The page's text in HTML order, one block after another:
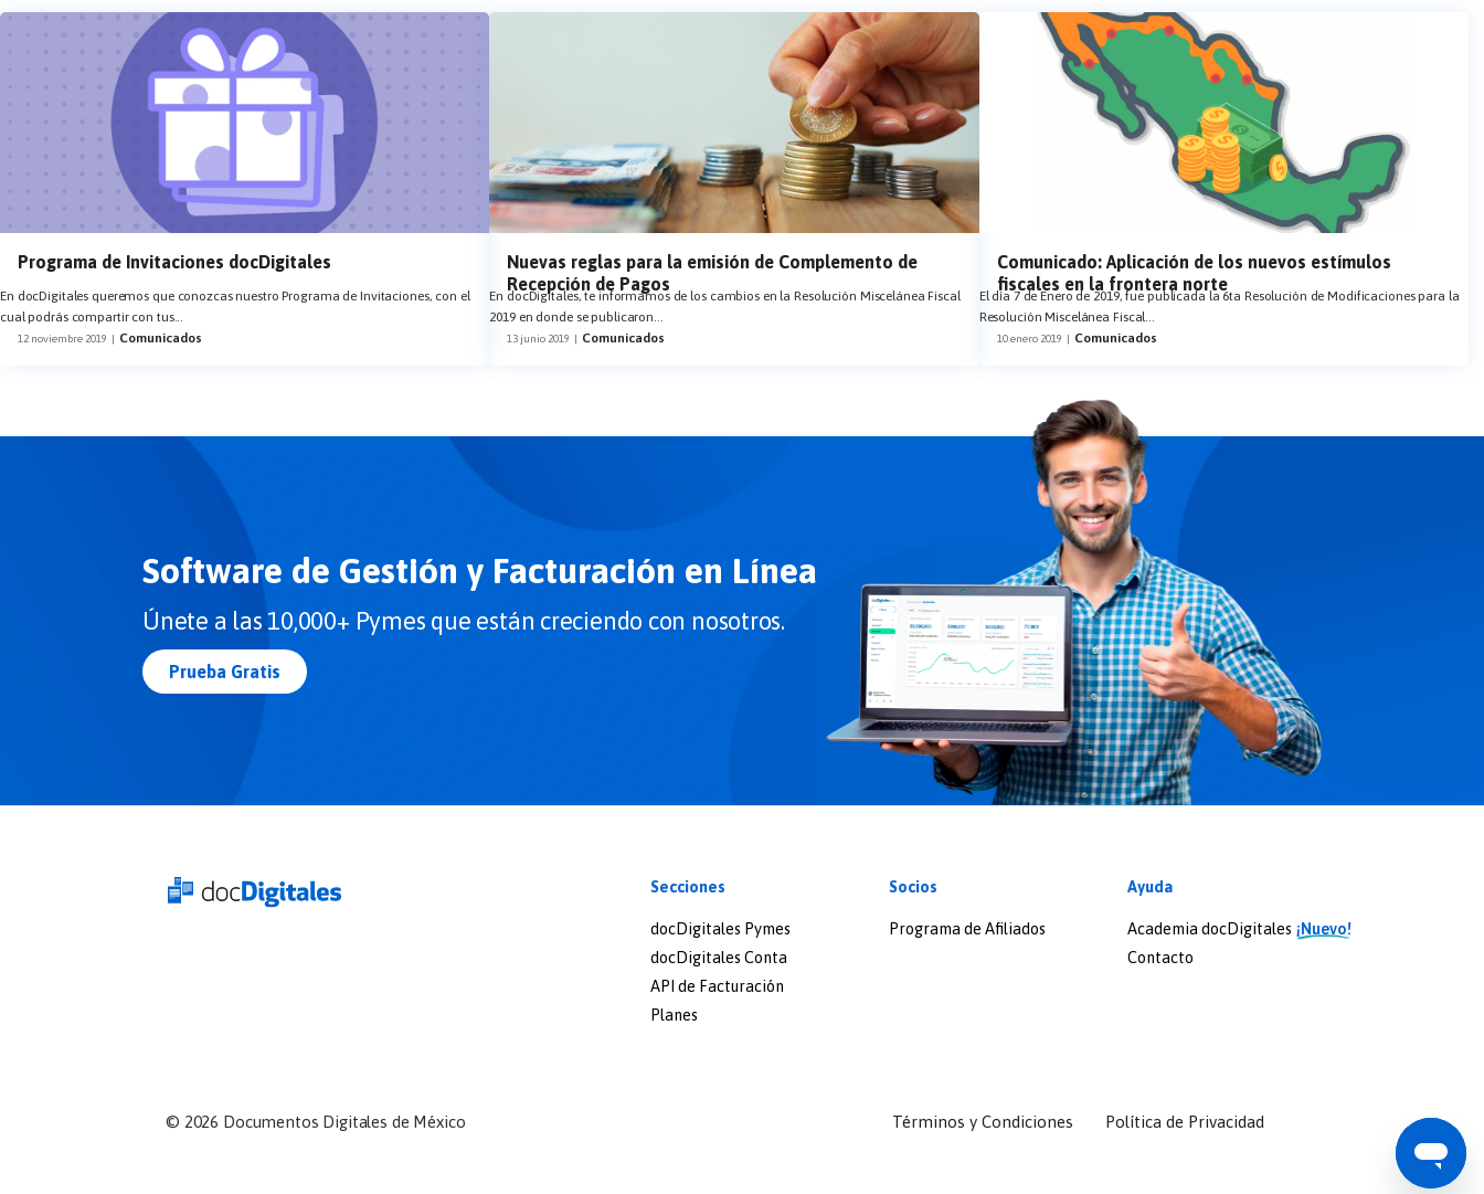
Programa de Invitaciones docDigitales
En docDigitales queremos que conozcas nuestro Programa de Invitaciones, con el
cual podrás compartir con tus...
12 noviembre 2019 | Comunicados
Nuevas reglas para la emisión de Complemento de
Recepción de Pagos
En docDigitales, te informamos de los cambios en la Resolución Miscelánea Fiscal
2019 en donde se publicaron...
13 junio 2019 | Comunicados
Comunicado: Aplicación de los nuevos estímulos
fiscales en la frontera norte
El día 7 de Enero de 2019, fue publicada la 6ta Resolución de Modificaciones para la
Resolución Miscelánea Fiscal...
10 enero 2019 | Comunicados
Software de Gestión y Facturación en Línea
Únete a las 10,000+ Pymes que están creciendo con nosotros.
Prueba Gratis
Secciones
docDigitales Pymes
docDigitales Conta
API de Facturación
Planes
Socios
Programa de Afiliados
Ayuda
Academia docDigitales ¡Nuevo!
Contacto
© 2026 Documentos Digitales de México Términos y Condiciones Política de Privacidad